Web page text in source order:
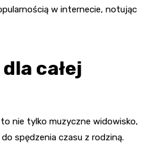
w internecie, notując
całej
to nie tylko muzyczne widowisko,
spędzenia czasu z rodziną.